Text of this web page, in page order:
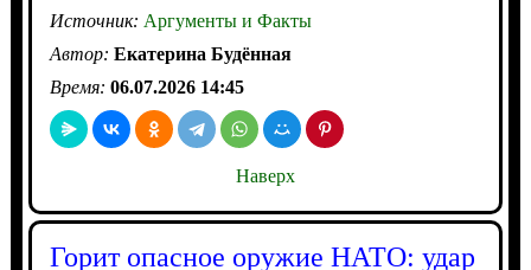
Источник: Аргументы и Факты
Автор: Екатерина Будённая
Время: 06.07.2026 14:45
Наверх
Горит опасное оружие НАТО: удар